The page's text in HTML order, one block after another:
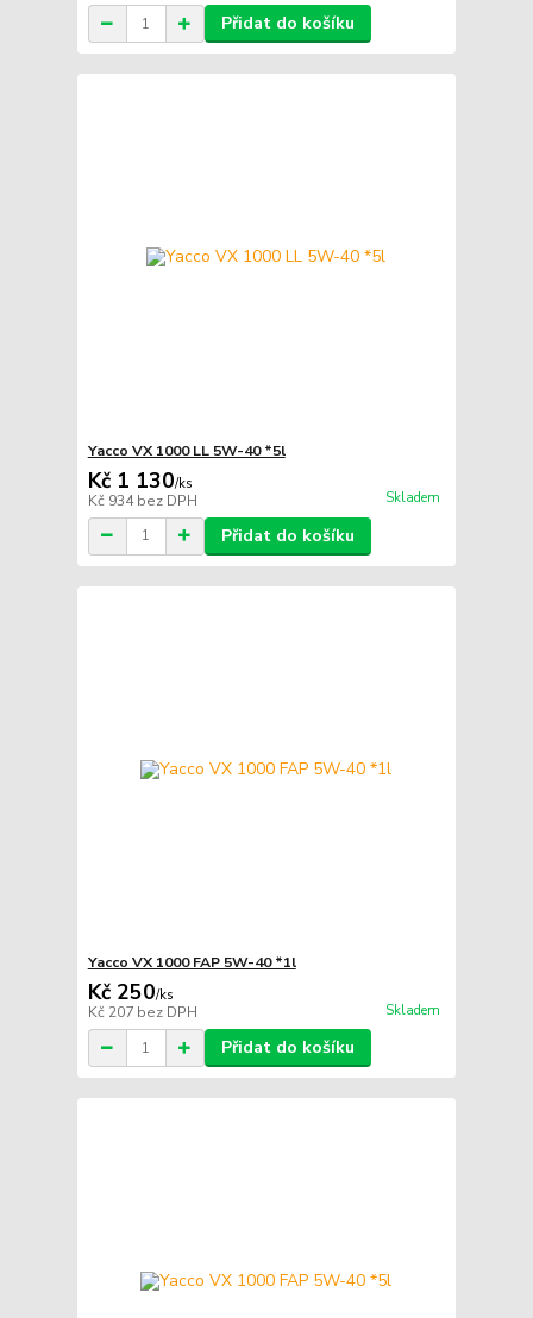
Přidat do košíku
Yacco VX 1000 LL 5W-40 *5l
Kč 1 130/ks
Kč 934bez DPH Skladem
Přidat do košíku
Yacco VX 1000 FAP 5W-40 *1l
Kč 250/ks
Kč 207 bez DPH Skladem
Přidat do košíku